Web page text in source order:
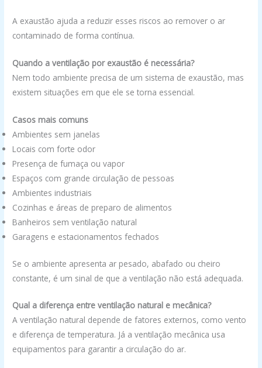
A exaustão ajuda a reduzir esses riscos ao remover o ar
contaminado de forma contínua.
Quando a ventilação por exaustão é necessária?
Nem todo ambiente precisa de um sistema de exaustão, mas
existem situações em que ele se torna essencial.
Casos mais comuns
Ambientes sem janelas
Locais com forte odor
Presença de fumaça ou vapor
Espaços com grande circulação de pessoas
Ambientes industriais
Cozinhas e áreas de preparo de alimentos
Banheiros sem ventilação natural
Garagens e estacionamentos fechados
Se o ambiente apresenta ar pesado, abafado ou cheiro
constante, é um sinal de que a ventilação não está adequada.
Qual a diferença entre ventilação natural e mecânica?
A ventilação natural depende de fatores externos, como vento
e diferença de temperatura. Já a ventilação mecânica usa
equipamentos para garantir a circulação do ar.